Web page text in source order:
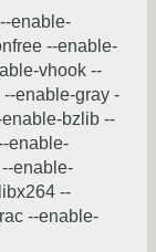
enable-
--enable-
vhook --
enable-gray -
bzlib --
enable-
enable-
--
--enable-